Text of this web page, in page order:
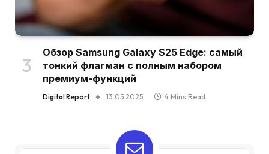
Обзор Samsung Galaxy S25 Edge: самый
тонкий флагман с полным набором
премиум-функций
Digital Report 13.05.2025 4 Mins Read